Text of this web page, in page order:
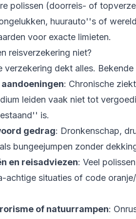
polissen (doorreis- of
huurauto''s of
voor exacte limieten.
reisverzekering niet?
verzekering dekt alles.
: Chronische
leiden vaak niet tot
is.
gedrag: Dronkenschap,
bungeejumpen zonder
en reisadviezen: Veel
achtige situaties of code
of natuurrampen: